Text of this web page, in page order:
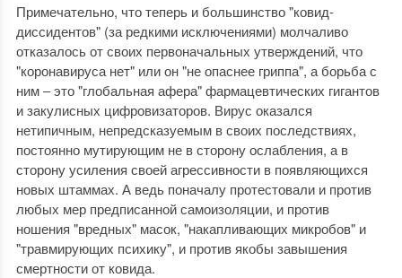
Примечательно, что теперь и большинство "ковид-
диссидентов" (за редкими исключениями) молчаливо
отказалось от своих первоначальных утверждений, что
"коронавируса нет" или он "не опаснее гриппа", а борьба с
ним ‒ это "глобальная афера" фармацевтических гигантов
и закулисных цифровизаторов. Вирус оказался
нетипичным, непредсказуемым в своих последствиях,
постоянно мутирующим не в сторону ослабления, а в
сторону усиления своей агрессивности в появляющихся
новых штаммах. А ведь поначалу протестовали и против
любых мер предписанной самоизоляции, и против
ношения "вредных" масок, "накапливающих микробов" и
"травмирующих психику", и против якобы завышения
смертности от ковида.